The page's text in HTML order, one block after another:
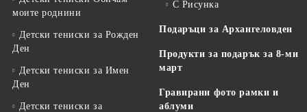
моите роднини
Детски тениски за Рожден
Ден
Детски тениски за Имен
Ден
Детски тениски за
С Рисунка
Подаръци за Архангеловден
Продукти за подарък за 8-ми
март
Гравирани фото рамки и
аблуми